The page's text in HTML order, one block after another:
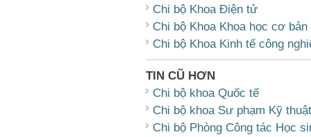
Chi bộ Khoa Điện tử
Chi bộ Khoa Khoa học cơ bản
Chi bộ Khoa Kinh tế công
TIN CŨ HƠN
Chi bộ khoa Quốc tế
Chi bộ khoa Sư phạm Kỹ thuật
Chi bộ Phòng Công tác Học